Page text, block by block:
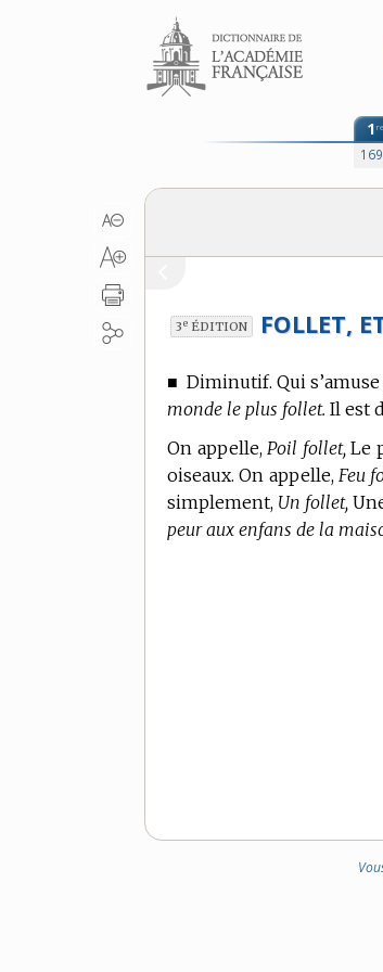
Aller au contenu
1re
3e ÉDITION FOLLET,
■Diminutif. Qui
monde le plus follet. Il est
On appelle, Poil follet, Le
oiseaux. On appelle, Feu
simplement, Un follet,
peur aux enfans de la